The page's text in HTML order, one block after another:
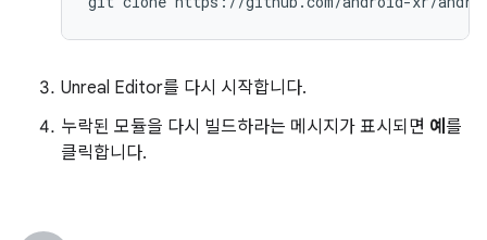
Unreal Editor를 다시 시작합니다.
누락된 모듈을 다시 빌드하라는 메시지가 표시되면 예 를
클릭합니다.